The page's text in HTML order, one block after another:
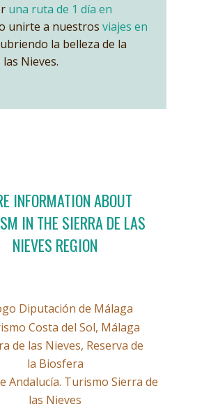
una ruta de 1 día en
unirte a nuestros viajes en
la belleza de la
Nieves.
INFORMATION ABOUT
IN THE SIERRA DE LAS
NIEVES REGION